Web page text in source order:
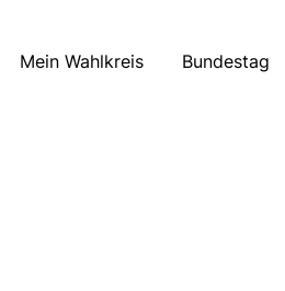
Mein Wahlkreis Bundestag